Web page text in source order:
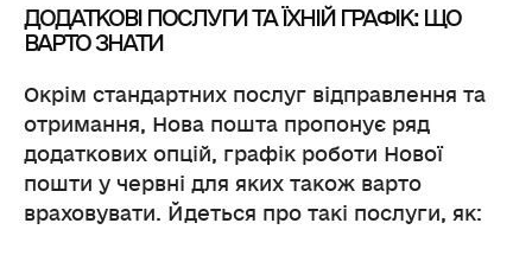
ДОДАТКОВІ ПОСЛУГИ ТА ЇХНІЙ ГРАФІК: ЩО
ВАРТО ЗНАТИ
Окрім стандартних послуг відправлення та
отримання, Нова пошта пропонує ряд
додаткових опцій, графік роботи Нової
пошти у червні для яких також варто
враховувати. Йдеться про такі послуги, як: